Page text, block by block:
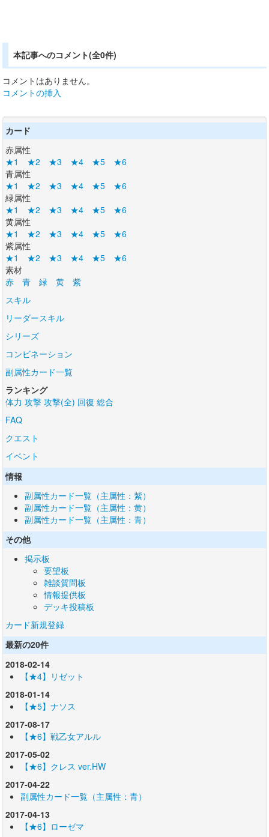
本記事へのコメント(全0件)
コメントはありません。
コメントの挿入
カード
赤属性
★1
★2 ★3 ★4 ★5
★6
青属性
★1
★2 ★3 ★4 ★5
★6
緑属性
★1
★2 ★3 ★4 ★5
★6
黄属性
★1
★2 ★3 ★4 ★5
★6
紫属性
★1
★2 ★3 ★4 ★5
★6
素材
赤
青 緑 黄
紫
スキル
リーダースキル
シリーズ
コンビネーション
副属性カード一覧
ランキング
体力 攻撃 攻撃(全) 回復 総合
FAQ
クエスト
イベント
情報
副属性カード一覧（主属性：紫）
副属性カード一覧（主属性：黄）
副属性カード一覧（主属性：青）
その他
掲示板
要望板
雑談質問板
情報提供板
デッキ投稿板
カード新規登録
最新の20件
2018-02-14
【★4】リゼット
2018-01-14
【★5】ナソス
2017-08-17
【★6】戦乙女アルル
2017-05-02
【★6】クレス ver.HW
2017-04-22
副属性カード一覧（主属性：青）
2017-04-13
【★6】ローゼマ